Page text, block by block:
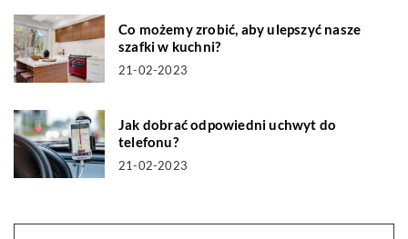
Co możemy zrobić, aby ulepszyć nasze
szafki w kuchni?
21-02-2023
Jak dobrać odpowiedni uchwyt do
telefonu?
21-02-2023